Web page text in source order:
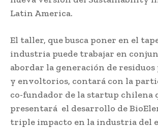
Latin America.
El taller, que busca poner en el
industria puede trabajar en
abordar la generación de residuos
y envoltorios, contará con la
co-fundador de la startup chilena
presentará el desarrollo de
triple impacto en la industria del